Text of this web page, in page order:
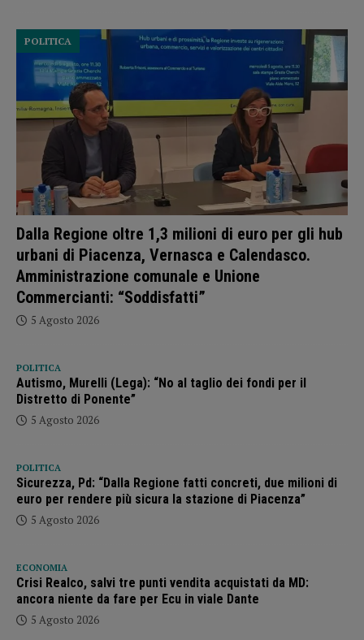
Dalla Regione oltre 1,3 milioni di euro per gli hub
urbani di Piacenza, Vernasca e Calendasco.
Amministrazione comunale e Unione
Commercianti: “Soddisfatti”
POLITICA
5 Agosto 2026
POLITICA
Autismo, Murelli (Lega): “No al taglio dei fondi per il
Distretto di Ponente”
5 Agosto 2026
POLITICA
Sicurezza, Pd: “Dalla Regione fatti concreti, due milioni di
euro per rendere più sicura la stazione di Piacenza”
5 Agosto 2026
ECONOMIA
Crisi Realco, salvi tre punti vendita acquistati da MD:
ancora niente da fare per Ecu in viale Dante
5 Agosto 2026